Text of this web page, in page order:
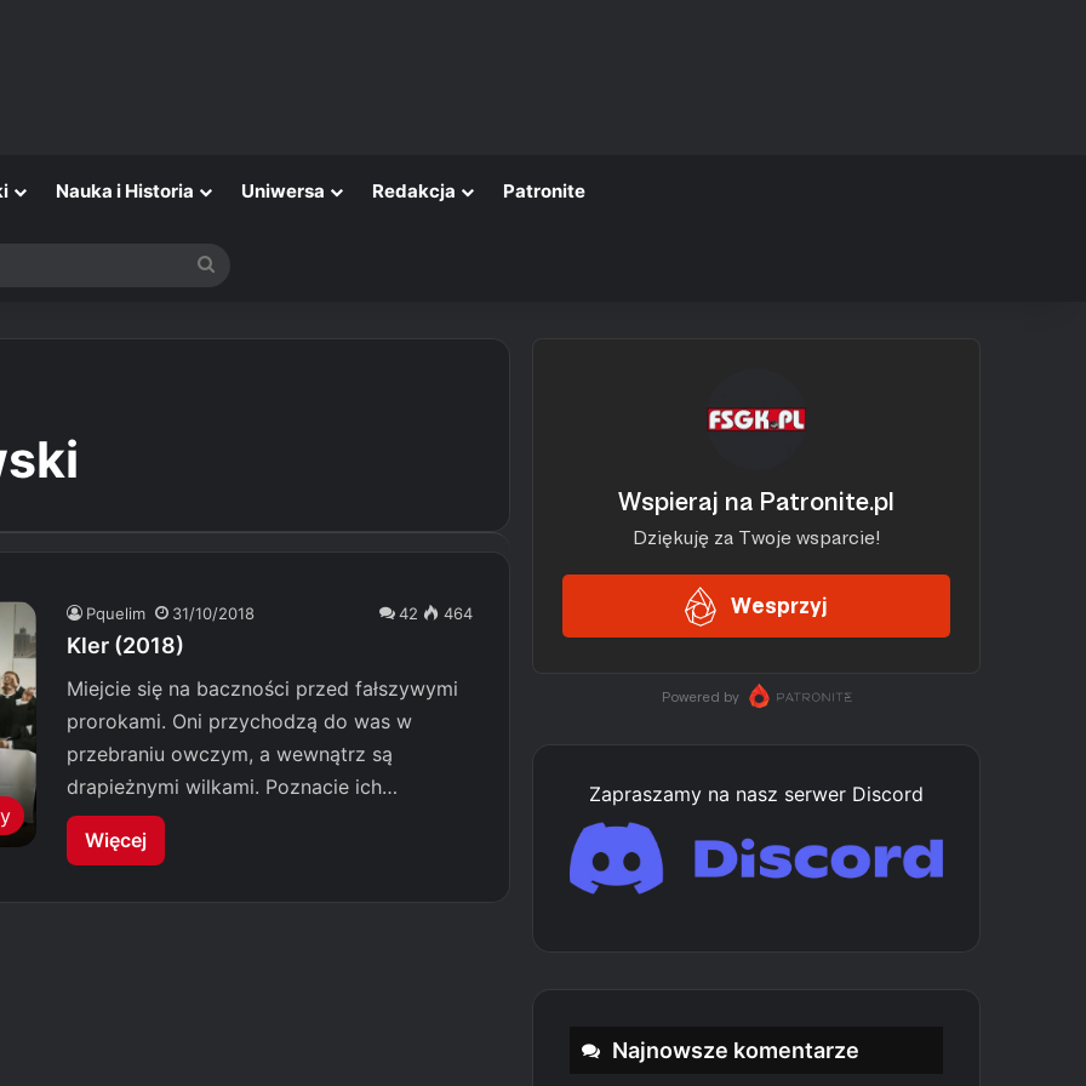
Nauka i Historia Uniwersa Redakcja Patronite
Pquelim 31/10/2018 42 464
Kler (2018)
Miejcie się na baczności przed fałszywymi
prorokami. Oni przychodzą do was w
przebraniu owczym, a wewnątrz są
drapieżnymi wilkami. Poznacie ich…
Więcej
Zapraszamy na nasz serwer Discord
Najnowsze komentarze